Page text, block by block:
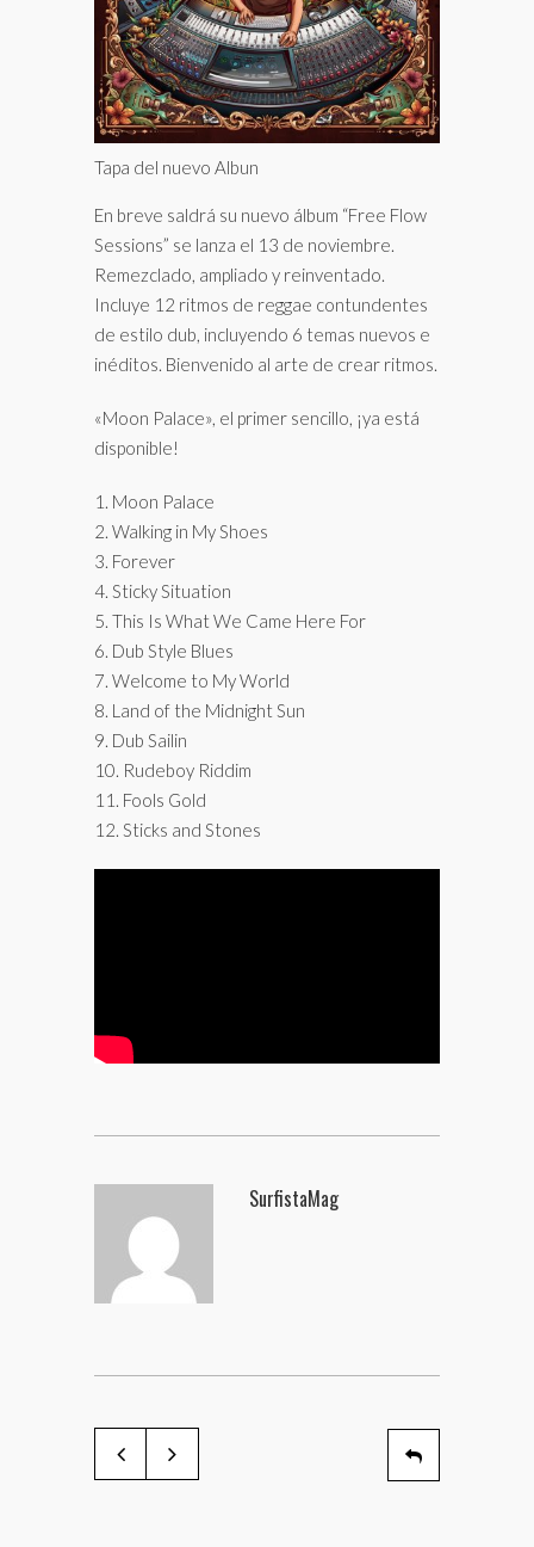
Tapa del nuevo Albun
En breve saldrá su nuevo álbum “Free Flow
Sessions” se lanza el 13 de noviembre.
Remezclado, ampliado y reinventado.
Incluye 12 ritmos de reggae contundentes
de estilo dub, incluyendo 6 temas nuevos e
inéditos. Bienvenido al arte de crear ritmos.
«Moon Palace», el primer sencillo, ¡ya está
disponible!
1. Moon Palace
2. Walking in My Shoes
3. Forever
4. Sticky Situation
5. This Is What We Came Here For
6. Dub Style Blues
7. Welcome to My World
8. Land of the Midnight Sun
9. Dub Sailin
10. Rudeboy Riddim
11. Fools Gold
12. Sticks and Stones
SurfistaMag